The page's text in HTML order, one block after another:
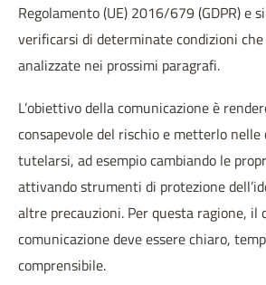
Regolamento (UE) 2016/679 (GDPR) e
verificarsi di determinate condizioni
analizzate nei prossimi paragrafi.
L’obiettivo della comunicazione è
consapevole del rischio e metterlo nelle
tutelarsi, ad esempio cambiando le
attivando strumenti di protezione
altre precauzioni. Per questa ragione, il
comunicazione deve essere chiaro,
comprensibile.